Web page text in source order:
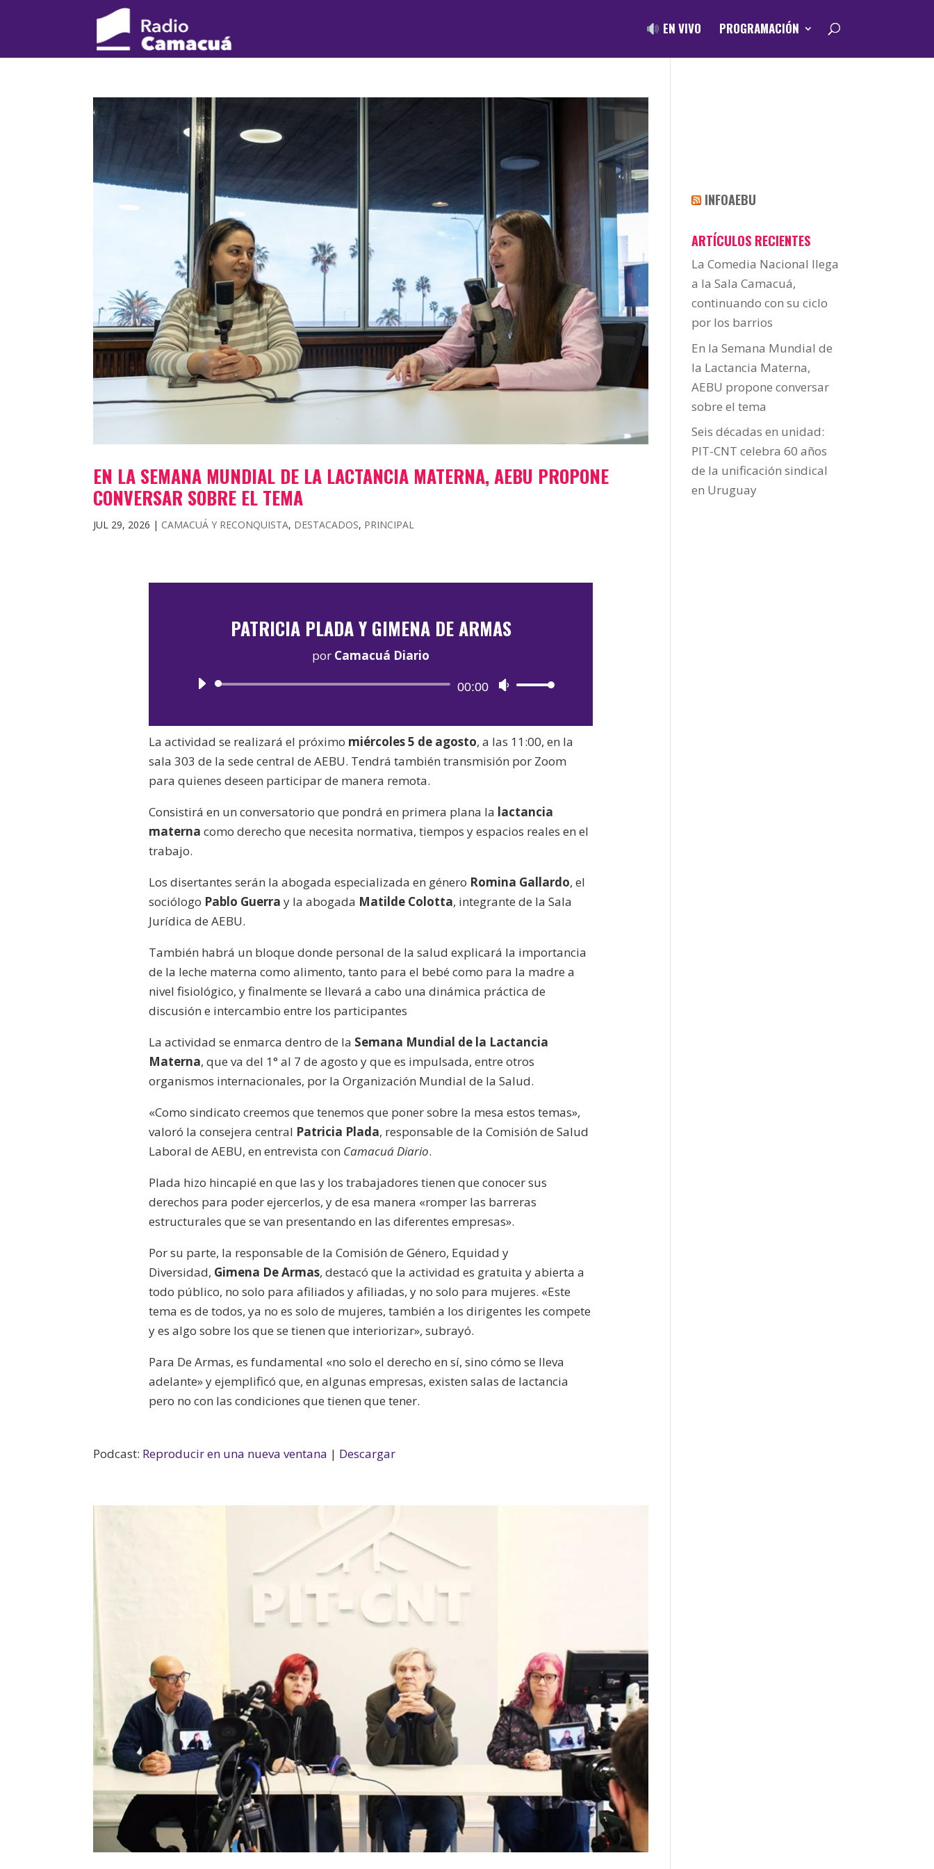
EN VIVO PROGRAMACIÓN
EN LA SEMANA MUNDIAL DE LA LACTANCIA MATERNA, AEBU PROPONE
CONVERSAR SOBRE EL TEMA
JUL 29, 2026 | CAMACUÁ Y RECONQUISTA, DESTACADOS, PRINCIPAL
PATRICIA PLADA Y GIMENA DE ARMAS
por Camacuá Diario
Reproductor
audio
00:00
Utiliza
teclas
de
flecha
el
volumen.
La actividad se realizará el próximo miércoles 5 de agosto, a las 11:00, en la
sala 303 de la sede central de AEBU. Tendrá también transmisión por Zoom
para quienes deseen participar de manera remota.
Consistirá en un conversatorio que pondrá en primera plana la lactancia
maternacomo derecho que necesita normativa, tiempos y espacios reales en el
trabajo.
Los disertantes serán la abogada especializada en género Romina Gallardo, el
sociólogo Pablo Guerra y la abogada Matilde Colotta, integrante de la Sala
Jurídica de AEBU.
También habrá un bloque donde personal de la salud explicará la importancia
de la leche materna como alimento, tanto para el bebé como para la madre a
nivel fisiológico, y finalmente se llevará a cabo una dinámica práctica de
discusión e intercambio entre los participantes
La actividad se enmarca dentro de la Semana Mundial de la Lactancia
Materna, que va del 1° al 7 de agosto y que es impulsada, entre otros
organismos internacionales, por la Organización Mundial de la Salud.
«Como sindicato creemos que tenemos que poner sobre la mesa estos temas»,
valoró la consejera central Patricia Plada, responsable de la Comisión de Salud
Laboral de AEBU, en entrevista con Camacuá Diario.
Plada hizo hincapié en que las y los trabajadores tienen que conocer sus
derechos para poder ejercerlos, y de esa manera «romper las barreras
estructurales que se van presentando en las diferentes empresas».
Por su parte, la responsable de la Comisión de Género, Equidad y
Diversidad, Gimena De Armas, destacó que la actividad es gratuita y abierta a
todo público, no solo para afiliados y afiliadas, y no solo para mujeres. «Este
tema es de todos, ya no es solo de mujeres, también a los dirigentes les compete
y es algo sobre los que se tienen que interiorizar», subrayó.
Para De Armas, es fundamental «no solo el derecho en sí, sino cómo se lleva
adelante» y ejemplificó que, en algunas empresas, existen salas de lactancia
pero no con las condiciones que tienen que tener.
Podcast: Reproducir en una nueva ventana | Descargar
INFOAEBU
ARTÍCULOS RECIENTES
La Comedia Nacional llega
a la Sala Camacuá,
continuando con su ciclo
por los barrios
En la Semana Mundial de
la Lactancia Materna,
AEBU propone conversar
sobre el tema
Seis décadas en unidad:
PIT-CNT celebra 60 años
de la unificación sindical
en Uruguay